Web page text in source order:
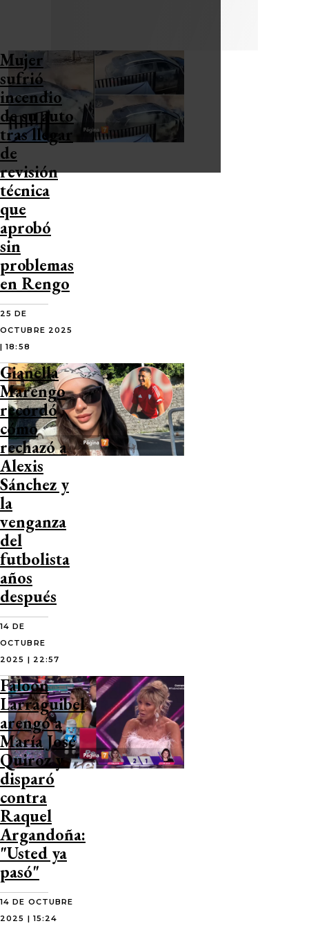
Mujer
sufrió
incendio
de su auto
tras llegar
de
revisión
técnica
que
aprobó
sin
problemas
en Rengo
25 DE
OCTUBRE 2025
| 18:58
Gianella
Marengo
recordó
cómo
rechazó a
Alexis
Sánchez y
la
venganza
del
futbolista
años
después
14 DE
OCTUBRE
2025 | 22:57
Faloon
Larraguibel
arengó a
María José
Quiroz y
disparó
contra
Raquel
Argandoña:
"Usted ya
pasó"
14 DE OCTUBRE
2025 | 15:24